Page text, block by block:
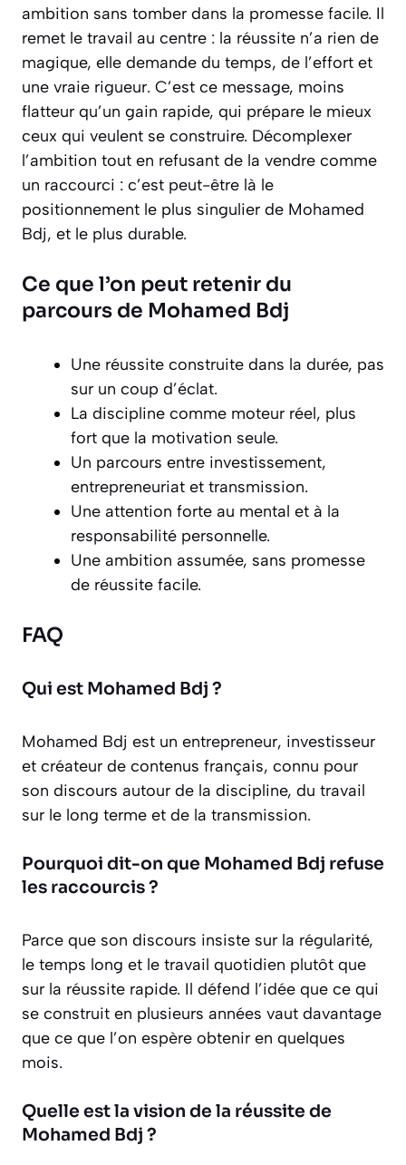
ambition sans tomber dans la promesse facile. Il
remet le travail au centre : la réussite n’a rien de
magique, elle demande du temps, de l’effort et
une vraie rigueur. C’est ce message, moins
flatteur qu’un gain rapide, qui prépare le mieux
ceux qui veulent se construire. Décomplexer
l’ambition tout en refusant de la vendre comme
un raccourci : c’est peut-être là le
positionnement le plus singulier de Mohamed
Bdj, et le plus durable.
Ce que l’on peut retenir du
parcours de Mohamed Bdj
Une réussite construite dans la durée, pas
sur un coup d’éclat.
La discipline comme moteur réel, plus
fort que la motivation seule.
Un parcours entre investissement,
entrepreneuriat et transmission.
Une attention forte au mental et à la
responsabilité personnelle.
Une ambition assumée, sans promesse
de réussite facile.
FAQ
Qui est Mohamed Bdj ?
Mohamed Bdj est un entrepreneur, investisseur
et créateur de contenus français, connu pour
son discours autour de la discipline, du travail
sur le long terme et de la transmission.
Pourquoi dit-on que Mohamed Bdj refuse
les raccourcis ?
Parce que son discours insiste sur la régularité,
le temps long et le travail quotidien plutôt que
sur la réussite rapide. Il défend l’idée que ce qui
se construit en plusieurs années vaut davantage
que ce que l’on espère obtenir en quelques
mois.
Quelle est la vision de la réussite de
Mohamed Bdj ?